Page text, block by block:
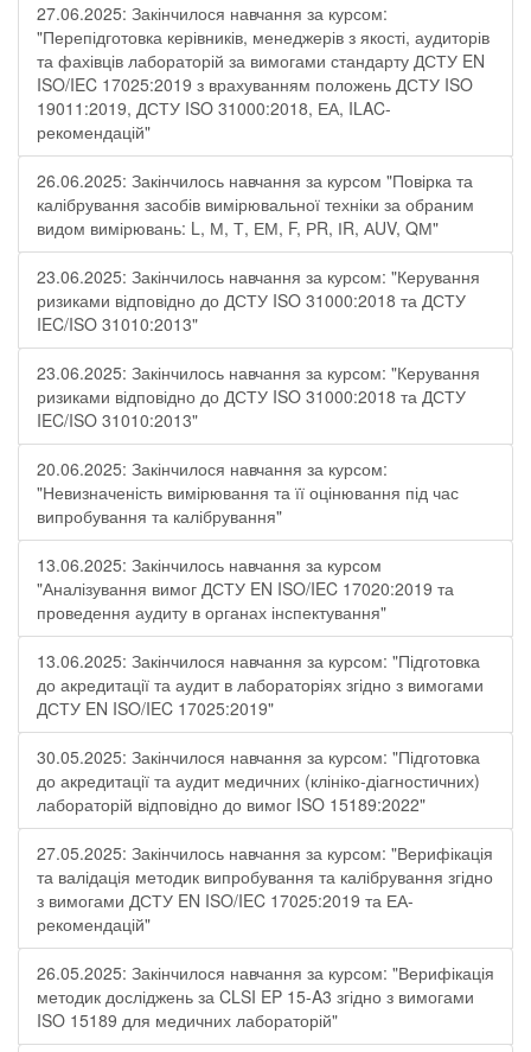
27.06.2025: Закінчилося навчання за курсом:
"Перепідготовка керівників, менеджерів з якості, аудиторів
та фахівців лабораторій за вимогами стандарту ДСТУ EN
ISO/IEC 17025:2019 з врахуванням положень ДСТУ ISO
19011:2019, ДСТУ ISO 31000:2018, ЕА, ILAC-
рекомендацій"
26.06.2025: Закінчилось навчання за курсом "Повірка та
калібрування засобів вимірювальної техніки за обраним
видом вимірювань: L, М, Т, ЕМ, F, РR, ІR, АUV, QМ"
23.06.2025: Закінчилось навчання за курсом: "Керування
ризиками відповідно до ДСТУ ISO 31000:2018 та ДСТУ
IEC/ISO 31010:2013"
23.06.2025: Закінчилось навчання за курсом: "Керування
ризиками відповідно до ДСТУ ISO 31000:2018 та ДСТУ
IEC/ISO 31010:2013"
20.06.2025: Закінчилося навчання за курсом:
"Невизначеність вимірювання та її оцінювання під час
випробування та калібрування"
13.06.2025: Закінчилось навчання за курсом
"Аналізування вимог ДСТУ EN ISO/IEC 17020:2019 та
проведення аудиту в органах інспектування"
13.06.2025: Закінчилося навчання за курсом: "Підготовка
до акредитації та аудит в лабораторіях згідно з вимогами
ДСТУ EN ISO/IEC 17025:2019"
30.05.2025: Закінчилося навчання за курсом: "Підготовка
до акредитації та аудит медичних (клініко-діагностичних)
лабораторій відповідно до вимог ISO 15189:2022"
27.05.2025: Закінчилось навчання за курсом: "Верифікація
та валідація методик випробування та калібрування згідно
з вимогами ДСТУ EN ISO/IEC 17025:2019 та ЕА-
рекомендацій"
26.05.2025: Закінчилося навчання за курсом: "Верифікація
методик досліджень за CLSI EP 15-A3 згідно з вимогами
ISO 15189 для медичних лабораторій"